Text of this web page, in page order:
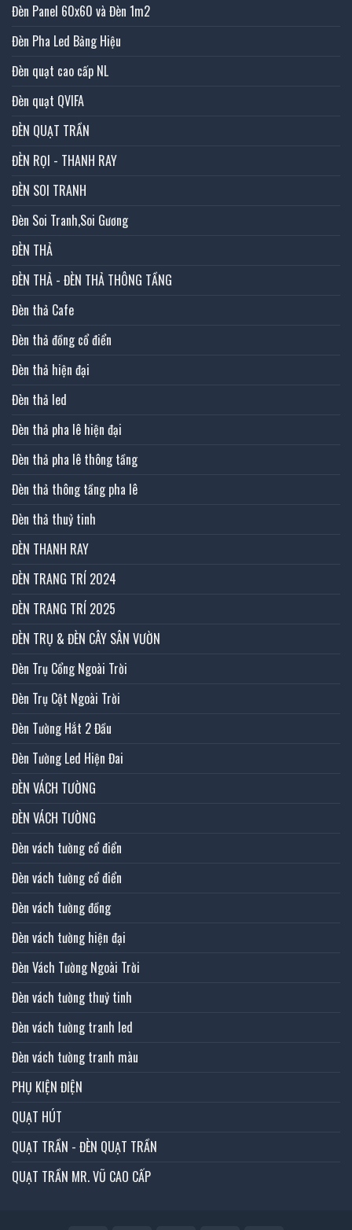
Đèn Panel 60x60 và Đèn 1m2
Đèn Pha Led Bảng Hiệu
Đèn quạt cao cấp NL
Đèn quạt QVIFA
ĐÈN QUẠT TRẦN
ĐÈN RỌI - THANH RAY
ĐÈN SOI TRANH
Đèn Soi Tranh,Soi Gương
ĐÈN THẢ
ĐÈN THẢ - ĐÈN THẢ THÔNG TẦNG
Đèn thả Cafe
Đèn thả đồng cổ điển
Đèn thả hiện đại
Đèn thả led
Đèn thả pha lê hiện đại
Đèn thả pha lê thông tầng
Đèn thả thông tầng pha lê
Đèn thả thuỷ tinh
ĐÈN THANH RAY
ĐÈN TRANG TRÍ 2024
ĐÈN TRANG TRÍ 2025
ĐÈN TRỤ & ĐÈN CÂY SÂN VƯỜN
Đèn Trụ Cổng Ngoài Trời
Đèn Trụ Cột Ngoài Trời
Đèn Tường Hắt 2 Đầu
Đèn Tường Led Hiện Đai
ĐÈN VÁCH TƯỜNG
ĐÈN VÁCH TƯỜNG
Đèn vách tường cổ điển
Đèn vách tường cổ điển
Đèn vách tường đồng
Đèn vách tường hiện đại
Đèn Vách Tường Ngoài Trời
Đèn vách tường thuỷ tinh
Đèn vách tường tranh led
Đèn vách tường tranh màu
PHỤ KIỆN ĐIỆN
QUẠT HÚT
QUẠT TRẦN - ĐÈN QUẠT TRẦN
QUẠT TRẦN MR. VŨ CAO CẤP